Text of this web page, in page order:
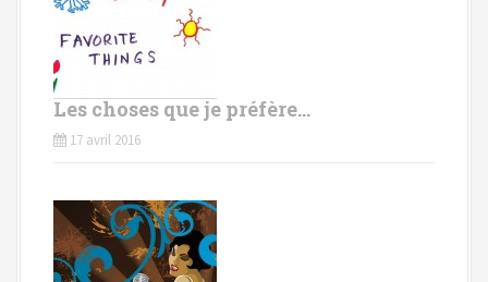
Les choses que je préfère…
17 avril 2016